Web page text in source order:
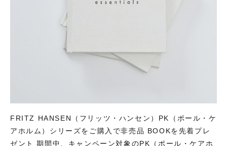
FRITZ HANSEN（フリッツ・ハンセン）PK（ポール・ケ
アホルム）シリーズをご購入で非売品 BOOKを先着プレ
ゼント 期間中、キャンペーン対象のPK（ポール・ケアホ